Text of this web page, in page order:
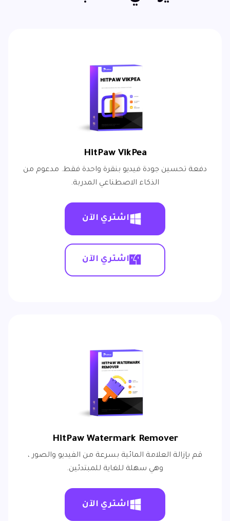
HitPaw VikPea
دفعة تحسين جودة فيديو بنقرة واحدة فقط. مدعوم من
الذكاء الاصطناعي المدربة.
اشتري الآن
اشتري الآن
HitPaw Watermark Remover
قم بإزالة العلامة المائية بسرعة من الفيديو والصور ،
وهي سهلة للغاية للمبتدئين.
اشتري الآن